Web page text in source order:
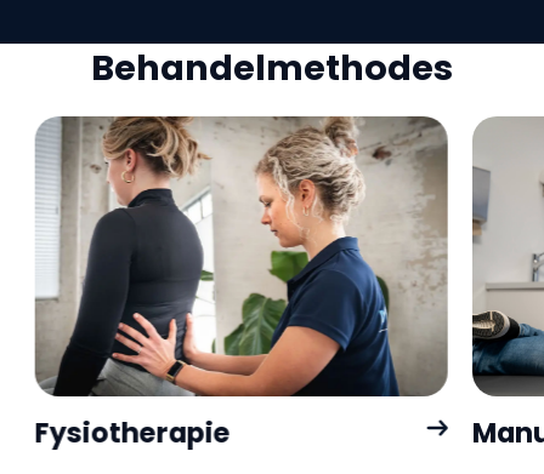
Behandelmethodes
Fysiotherapie